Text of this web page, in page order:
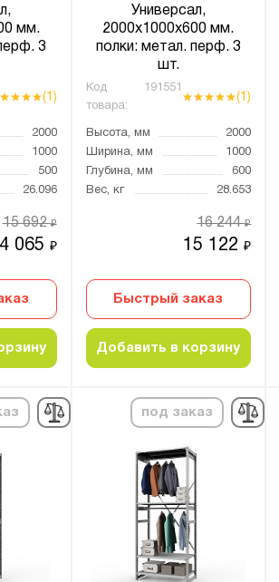
мм.
3
(1)
2000
1000
500
26.096
065 ₽
15 692₽
Универсал,
2000х1000х600 мм.
полки: метал. перф. 3
шт.
Код
товара:
191551
(1)
Высота, мм
2000
Ширина, мм
1000
Глубина, мм
600
Вес, кг
28.653
15 122₽
16 244₽
Быстрый заказ
Добавить в корзину
под заказ